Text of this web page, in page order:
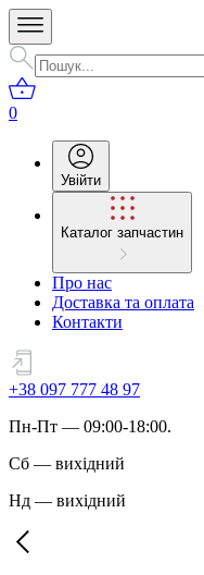
0
Увійти
Каталог запчастин
Про нас
Доставка та оплата
Контакти
+38 097 777 48 97
Пн-Пт — 09:00-18:00.
Сб — вихідний
Нд — вихідний